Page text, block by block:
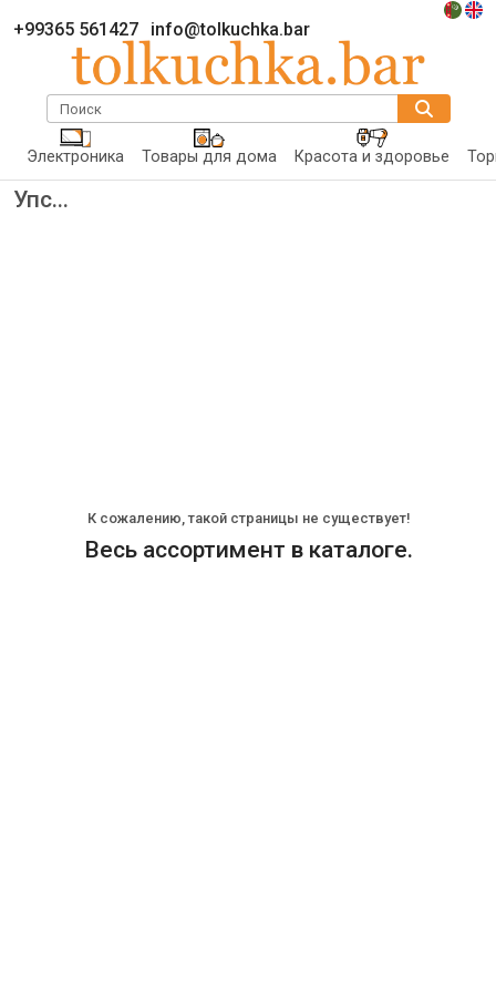
+99365 561427 info@tolkuchka.bar
Поиск
Электроника Товары для дома Красота и здоровье
Упс...
К сожалению, такой страницы не существует!
Весь ассортимент в каталоге.